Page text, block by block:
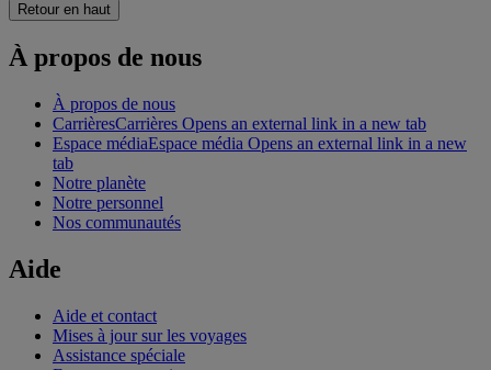
Retour en haut
À propos de nous
À propos de nous
CarrièresCarrières Opens an external link in a new tab
Espace médiaEspace média Opens an external link in a new
tab
Notre planète
Notre personnel
Nos communautés
Aide
Aide et contact
Mises à jour sur les voyages
Assistance spéciale